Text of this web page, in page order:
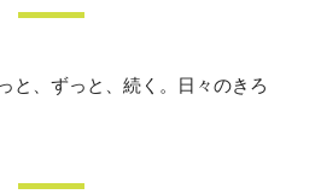
と、ずっと、続く。日々のきろ